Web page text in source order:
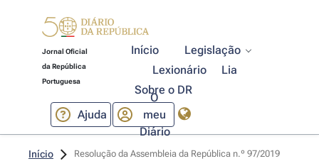
Jornal Oficial
da República
Portuguesa
Início
Legislação
Lexionário
Lia
Sobre o DR
Ajuda
O
meu
Diário
Início Resolução da Assembleia da República n.º 97/2019